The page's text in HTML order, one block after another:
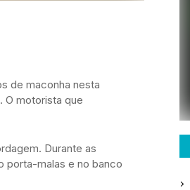
de maconha nesta
O motorista que
Durante as
porta-malas e no banco